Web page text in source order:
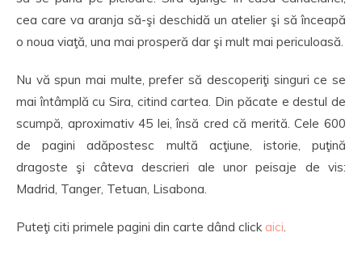
cea care va aranja să-şi deschidă un atelier şi să înceapă
o noua viaţă, una mai prosperă dar şi mult mai periculoasă.
Nu vă spun mai multe, prefer să descoperiţi singuri ce se
mai întâmplă cu Sira, citind cartea. Din păcate e destul de
scumpă, aproximativ 45 lei, însă cred că merită. Cele 600
de pagini adăpostesc multă acţiune, istorie, puţină
dragoste şi câteva descrieri ale unor peisaje de vis:
Madrid, Tanger, Tetuan, Lisabona.
Puteţi citi primele pagini din carte dând click aici.